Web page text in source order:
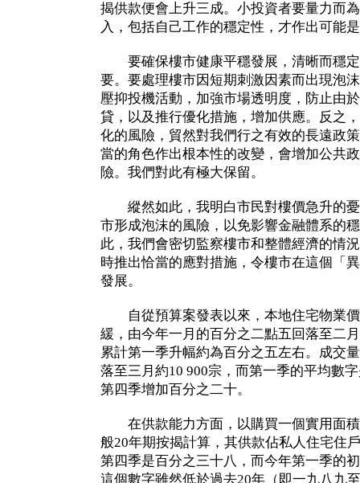
揭供款便會上升三成。小投資者要量力而
入，包括自己工作的穩定性，才作出可能
要確保樓市健康平穩發展，清晰而穩定
要。要處理樓市因短期刺激因素而出現泡
壓抑投機活動，加強市場透明度，防止由
貸，以及推行優化措施，增加供應。反之
化的風險，貿然對我們行之有效的長遠政
當的角色作出根本性的改變，會增加公共
險。我們對此有極大保留。
縱然如此，我明白市民對樓價急升的憂
市形成泡沫的風險，以免影響金融體系的
此，我們會密切監察樓市和整體經濟的情
時推出恰當的應對措施，令樓市在這個「
發展。
自從預算案發表以來，本地住宅物業價
緩，由今年一月的百分之二點五回落至二
累計第一季升幅約為百分之五左右。成交
落至三月約10 900宗，而第一季的平均數
第四季增加百分之二十。
在供款能力方面，以購買一個實用面積
般20年期按揭計算，其供款佔私人住宅住
第四季是百分之三十八，而今年第一季的
這個數字雖然低於過去20年（即一九八九